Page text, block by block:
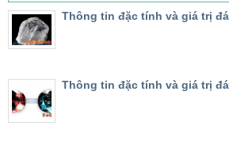
Thông tin đặc tính và giá trị
Thông tin đặc tính và giá trị